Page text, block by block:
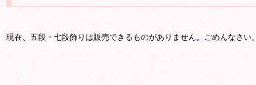
現在、五段・七段飾りは販売できるものがありません。ごめんなさい。